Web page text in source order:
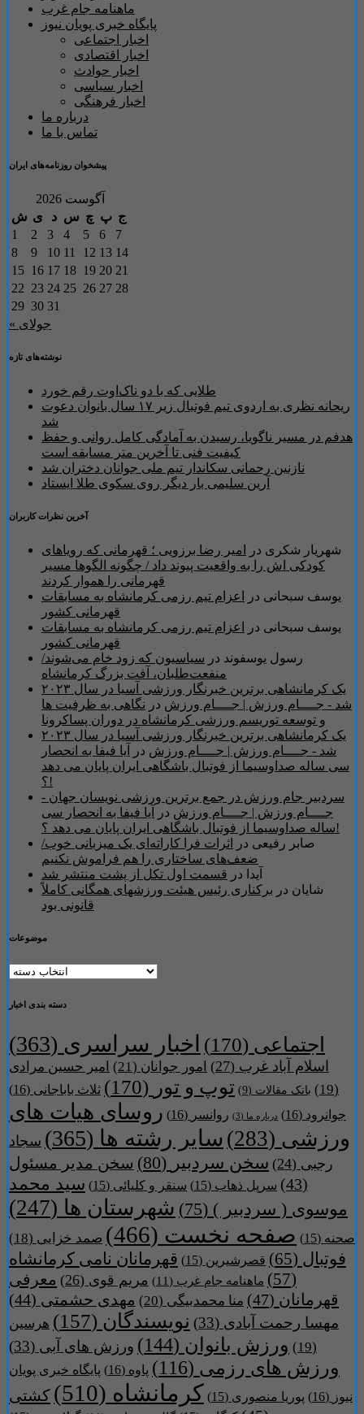
ماهنامه جام غرب
پایگاه خبری پویان نیوز
اخبار اجتماعی
اخبار اقتصادی
اخبار حوادث
اخبار سیاسی
اخبار فرهنگی
درباره ما
تماس با ما
پیشخوان روزنامه‌های ایران
آگوست 2026
ش ی د س چ پ ج
1
2 3 4 5 6
7
8
9 10 11 12 13 14
15 16 17 18 19 20 21
22 23 24 25 26 27 28
29 30 31
« جولای
نوشته‌های تازه
طلایی که با دو ناک‌اوت رقم خورد
ریحانه نظری به اردوی تیم فوتبال زیر ۱۷ سال بانوان دعوت
شد
هدفم در مسیر ناگویا، رسیدن به آمادگی کامل روانی و حفظ
کیفیت فنی تا آخرین متر مسابقه است
نازنین رحمانی سکاندار تیم ملی جوانان دختران شد
آرین سلیمی بار دیگر روی سکوی طلا ایستاد
آخرین نظرات کاربران
شهریار شکری در
امیر رضا برزویی ؛ قهرمانی که رویاهای
کودکی اش را به واقعیت پیوند داد / چگونه الگوها مسیر
قهرمانی را هموار کردند
یوسف سبحانی در
اعزام تیم رزمی کرمانشاه به مسابقات
قهرمانی کشور
یوسف سبحانی در
اعزام تیم رزمی کرمانشاه به مسابقات
قهرمانی کشور
رسول یوسفوند در سیاسیون که زود خام می‌شوند/
منفعت‌طلبان، آفت بزرگ کرمانشاه
یک کرمانشاهی برترین خبرنگار ورزشی آسیا در سال ۲۰۲۳
شد - جــــام ورزش | جــــام ورزش در نگاهی به ظرفیت ها
و توسعه توریسم ورزشی کرمانشاه در دوران پساکرونا
یک کرمانشاهی برترین خبرنگار ورزشی آسیا در سال ۲۰۲۳
شد - جــــام ورزش | جــــام ورزش در
آیا فیفا به انحصار
سی ساله صداوسیما از فوتبال باشگاهی ایران پایان می دهد
؟!
سردبیر جام ورزش در جمع برترین ورزشی نویسان جهان -
جــــام ورزش | جــــام ورزش در
آیا فیفا به انحصار سی
ساله صداوسیما از فوتبال باشگاهی ایران پایان می دهد ؟!
صابر رفیعی در
اثرات فرا کاراته‌ای یک میزبانی خوب/
ضعف‌های‌ ساختاری را هم فراموش نکنیم
آیدا در قسمت اول تکل از پشت منتشر شد
شایان در برکناری رئیس هیئت ورزشهای همگانی کاملاً
قانونی بود
موضوعات
موضوعات
دسته بندی اخبار
اجتماعی (170) اخبار سراسری (363)
اسلام آباد غرب (27) امور جوانان (21)
امیر حسین مرادی
(19)
بانک مقالات (9) توپ و تور (170) ثلاث باباجانی (16)
جوانرود (16) درباره ما (3) روانسر (16)
روسای هیات های
ورزشی (283) سایر رشته ها (365)
سجاد
رجبی (24) سخن سردبیر (80)
سخن مدیر مسئول
(43)
سرپل ذهاب (15) سنقر و کلیائی (15)
سید محمد
موسوی ( سردبیر ) (75) شهرستان ها (247)
صحنه (15) صفحه نخست (466) صمد خزایی (18)
فوتبال (65) قصرشیرین (15)
قهرمانان نامی کرمانشاه
(57)
ماهنامه جام غرب (11) مریم قوی (26)
معرفی
قهرمانان (47) منا محمدبیگی (20) مهدی حشمتی (44)
مهسا رحمت آبادی (33) نویسندگان (157)
هرسین
(19)
ورزش بانوان (144) ورزش های آبی (33)
ورزش های رزمی (116) پاوه (16)
پایگاه خبری پویان
نیوز (16) پوریا منصوری (15) کرمانشاه (510)
کشتی